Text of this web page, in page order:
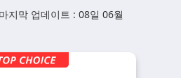
지막 업데이트 : 08일 06월